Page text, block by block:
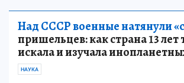
Над СССР военные натянули
пришельцев: как страна 13 лет
искала и изучала
НАУКА